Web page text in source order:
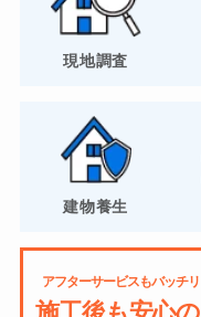
現地調査
建物養生
アフターサービスもバッチリ